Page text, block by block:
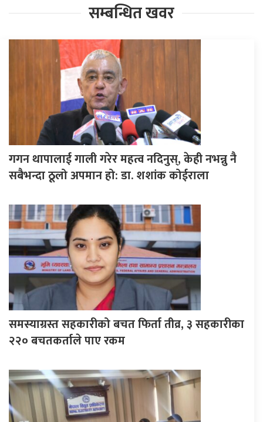
सम्बन्धित खवर
गगन थापालाई गाली गरेर महत्व नदिनुस्, केही नभन्नु नै
सबैभन्दा ठूलो अपमान हो: डा. शशांक कोईराला
समस्याग्रस्त सहकारीको बचत फिर्ता तीव्र, ३ सहकारीका
२२० बचतकर्ताले पाए रकम